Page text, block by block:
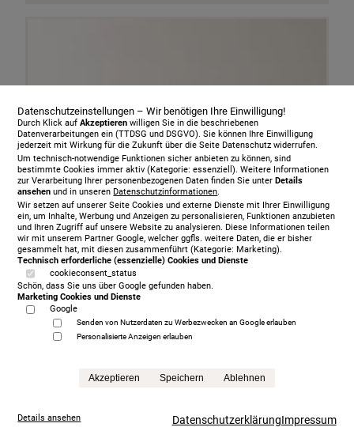
Vispring Baronet Superb 180 x 210 cm, KT Langley
Datenschutzeinstellungen – Wir benötigen Ihre Einwilligung!
Durch Klick aufAkzeptieren willigen Sie in die beschriebenen
Datenverarbeitungen ein (TTDSG und DSGVO). Sie können Ihre Einwilligung
jederzeit mit Wirkung für die Zukunft über die Seite Datenschutz widerrufen.
Um technisch-notwendige Funktionen sicher anbieten zu können, sind
bestimmte Cookies immer aktiv (Kategorie: essenziell). Weitere Informationen
zur Verarbeitung Ihrer personenbezogenen Daten finden Sie unterDetails
ansehen und in unserenDatenschutzinformationen.
Wir setzen auf unserer Seite Cookies und externe Dienste mit Ihrer Einwilligung
ein, um Inhalte, Werbung und Anzeigen zu personalisieren, Funktionen anzubieten
und Ihren Zugriff auf unsere Website zu analysieren. Diese Informationen teilen
wir mit unserem Partner Google, welcher ggfls. weitere Daten, die er bisher
gesammelt hat, mit diesen zusammenführt (Kategorie: Marketing).
Technisch erforderliche (essenzielle) Cookies und Dienste
cookieconsent_status
Schön, dass Sie uns über Google gefunden haben.
Marketing Cookies und Dienste
Google
Senden von Nutzerdaten zu Werbezwecken an Google erlauben
Personalisierte Anzeigen erlauben
Akzeptieren Speichern Ablehnen
Details ansehen DatenschutzerklärungImpressum